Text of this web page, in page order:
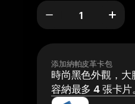
添加納帕皮革卡包
時尚黑色外觀，大
容納最多 4 張卡片